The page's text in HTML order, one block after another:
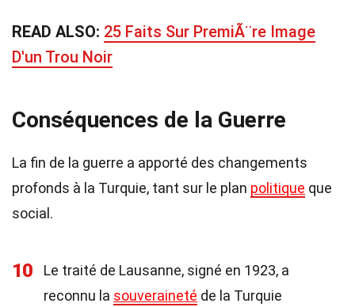
READ ALSO: 25 Faits Sur PremiÃ¨re Image
D'un Trou Noir
Conséquences de la Guerre
La fin de la guerre a apporté des changements
profonds à la Turquie, tant sur le plan politique que
social.
10
Le traité de Lausanne, signé en 1923, a
reconnu la souveraineté de la Turquie